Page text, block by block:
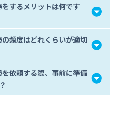
するメリットは何です
頻度はどれくらいが適切
依頼する際、事前に準備